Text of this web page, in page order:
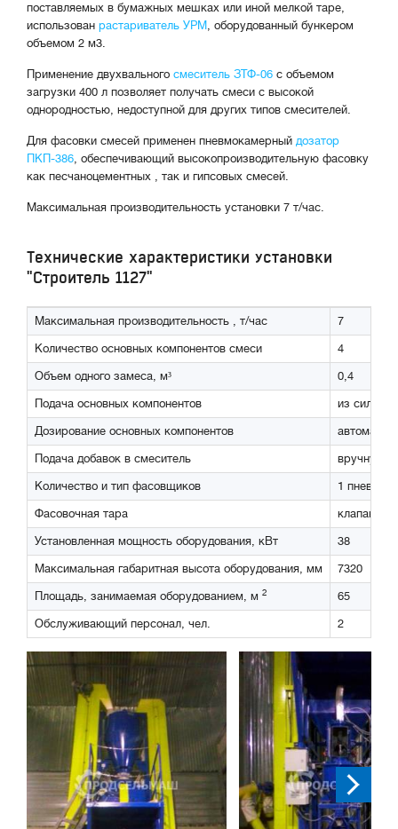
поставляемых в бумажных мешках или иной мелкой таре,
использован растариватель УРМ, оборудованный бункером
объемом 2 м3.
Применение двухвального смеситель ЗТФ-06 с объемом
загрузки 400 л позволяет получать смеси с высокой
однородностью, недоступной для других типов смесителей.
Для фасовки смесей применен пневмокамерный дозатор
ПКП-386, обеспечивающий высокопроизводительную фасовку
как песчаноцементных , так и гипсовых смесей.
Максимальная производительность установки 7 т/час.
Технические характеристики установки
"Строитель 1127"
Максимальная производительность , т/час 7
Количество основных компонентов смеси 4
Объем одного замеса, м³ 0,4
Подача основных компонентов из
Дозирование основных компонентов
Подача добавок в смеситель вручную
Количество и тип фасовщиков 1
Фасовочная тара
Установленная мощность оборудования, кВт 38
Максимальная габаритная высота оборудования, мм 7320
Площадь, занимаемая оборудованием, м 2 65
Обслуживающий персонал, чел. 2